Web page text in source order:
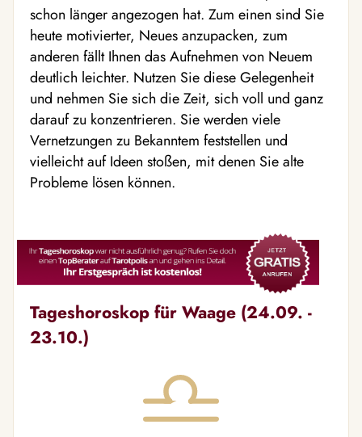
schon länger angezogen hat. Zum einen sind Sie
heute motivierter, Neues anzupacken, zum
anderen fällt Ihnen das Aufnehmen von Neuem
deutlich leichter. Nutzen Sie diese Gelegenheit
und nehmen Sie sich die Zeit, sich voll und ganz
darauf zu konzentrieren. Sie werden viele
Vernetzungen zu Bekanntem feststellen und
vielleicht auf Ideen stoßen, mit denen Sie alte
Probleme lösen können.
Tageshoroskop für Waage (24.09. -
23.10.)